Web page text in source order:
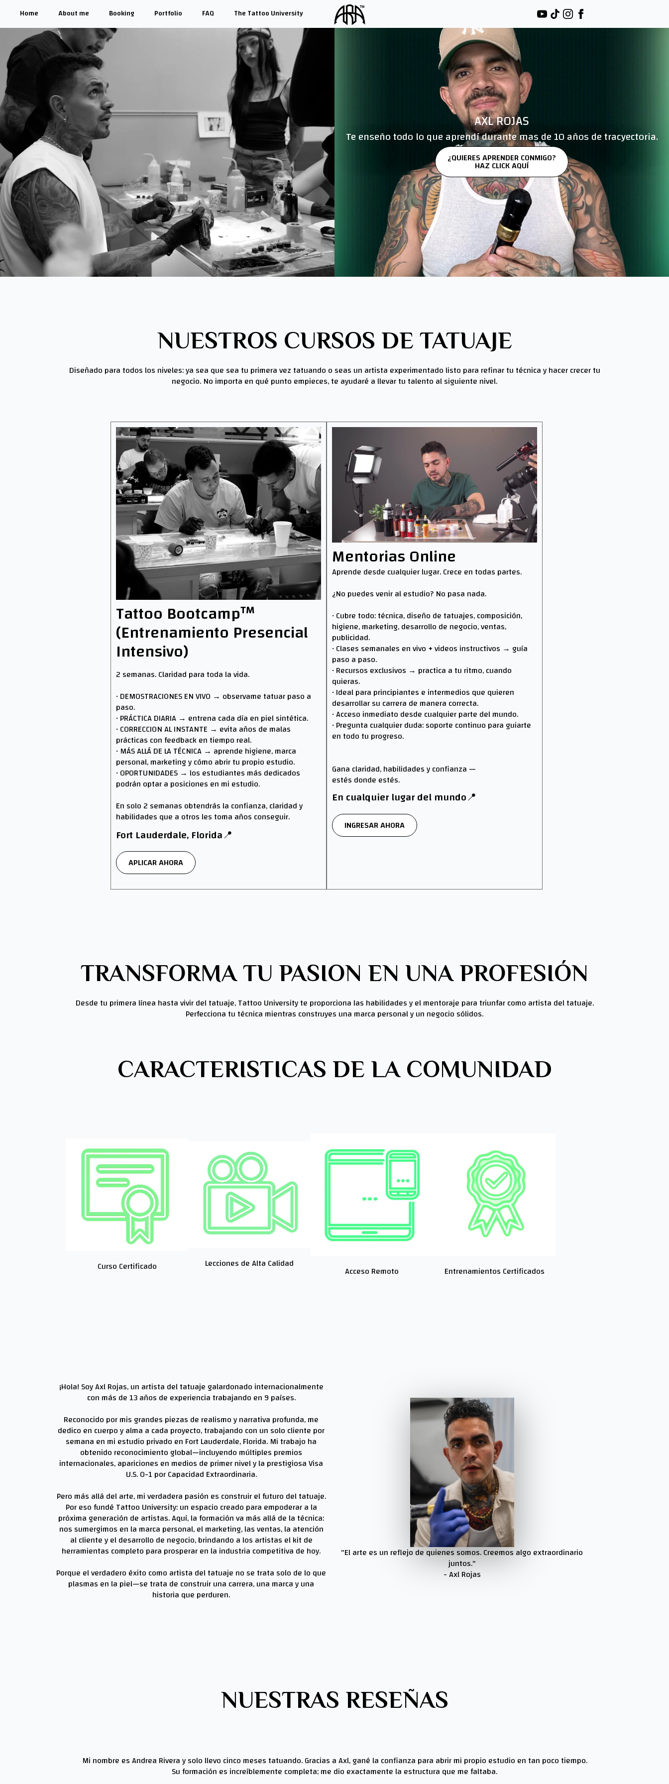
Home About me Booking Portfolio FAQ The Tattoo University
AXL ROJAS
Te enseño todo lo que aprendí durante mas de 10 años de tracyectoria.
¿QUIERES APRENDER CONMIGO?
HAZ CLICK AQUÍ
NUESTROS CURSOS DE TATUAJE
Diseñado para todos los niveles: ya sea que sea tu primera vez tatuando o seas un artista experimentado listo para refinar tu técnica y hacer crecer tu
negocio. No importa en qué punto empieces, te ayudaré a llevar tu talento al siguiente nivel.
Tattoo Bootcamp™
(Entrenamiento Presencial
Intensivo)
2 semanas. Claridad para toda la vida.
• DEMOSTRACIONES EN VIVO → observame tatuar paso a
paso.
• PRÁCTICA DIARIA → entrena cada día en piel sintética.
• CORRECCION AL INSTANTE → evita años de malas
prácticas con feedback en tiempo real.
• MÁS ALLÁ DE LA TÉCNICA → aprende higiene, marca
personal, marketing y cómo abrir tu propio estudio.
• OPORTUNIDADES → los estudiantes más dedicados
podrán optar a posiciones en mi estudio.
En solo 2 semanas obtendrás la confianza, claridad y
habilidades que a otros les toma años conseguir.
Fort Lauderdale, Florida📍
APLICAR AHORA
Mentorias Online
Aprende desde cualquier lugar. Crece en todas partes.
¿No puedes venir al estudio? No pasa nada.
• Cubre todo: técnica, diseño de tatuajes, composición,
higiene, marketing, desarrollo de negocio, ventas,
publicidad.
• Clases semanales en vivo + videos instructivos → guía
paso a paso.
• Recursos exclusivos → practica a tu ritmo, cuando
quieras.
• Ideal para principiantes e intermedios que quieren
desarrollar su carrera de manera correcta.
• Acceso inmediato desde cualquier parte del mundo.
• Pregunta cualquier duda: soporte continuo para guiarte
en todo tu progreso.
Gana claridad, habilidades y confianza —
estés donde estés.
En cualquier lugar del mundo📍
INGRESAR AHORA
TRANSFORMA TU PASION EN UNA PROFESIÓN
Desde tu primera línea hasta vivir del tatuaje, Tattoo University te proporciona las habilidades y el mentoraje para triunfar como artista del tatuaje.
Perfecciona tu técnica mientras construyes una marca personal y un negocio sólidos.
CARACTERISTICAS DE LA COMUNIDAD
Curso Certificado Lecciones de Alta Calidad
Acceso Remoto Entrenamientos Certificados
¡Hola! Soy Axl Rojas, un artista del tatuaje galardonado internacionalmente
con más de 13 años de experiencia trabajando en 9 países.
Reconocido por mis grandes piezas de realismo y narrativa profunda, me
dedico en cuerpo y alma a cada proyecto, trabajando con un solo cliente por
semana en mi estudio privado en Fort Lauderdale, Florida. Mi trabajo ha
obtenido reconocimiento global—incluyendo múltiples premios
internacionales, apariciones en medios de primer nivel y la prestigiosa Visa
U.S. O-1 por Capacidad Extraordinaria.
Pero más allá del arte, mi verdadera pasión es construir el futuro del tatuaje.
Por eso fundé Tattoo University: un espacio creado para empoderar a la
próxima generación de artistas. Aquí, la formación va más allá de la técnica:
nos sumergimos en la marca personal, el marketing, las ventas, la atención
al cliente y el desarrollo de negocio, brindando a los artistas el kit de
herramientas completo para prosperar en la industria competitiva de hoy.
Porque el verdadero éxito como artista del tatuaje no se trata solo de lo que
plasmas en la piel—se trata de construir una carrera, una marca y una
historia que perduren.
"El arte es un reflejo de quienes somos. Creemos algo extraordinario
juntos."
- Axl Rojas
NUESTRAS RESEÑAS
Mi nombre es Andrea Rivera y solo llevo cinco meses tatuando. Gracias a Axl, gané la confianza para abrir mi propio estudio en tan poco tiempo.
Su formación es increíblemente completa; me dio exactamente la estructura que me faltaba.